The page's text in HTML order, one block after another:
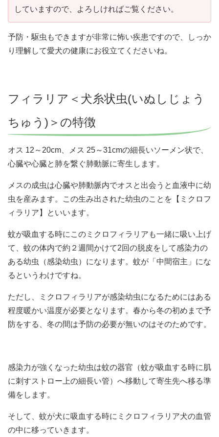
していますので、よろしければご覧ください。
予防・駆虫もできますが非常に怖い疾患ですので、しっか
り理解して愛犬の健康にお役立てくださいね。
フィラリア＜犬糸状虫(いぬしじょう
ちゅう)＞の特徴
オス 12～20cm、メス 25～31cmの細長いソーメン状で、
心臓や心臓と肺を繋ぐ肺動脈に寄生します。
メスの成虫は心臓や肺動脈内でオスと出会うと血液中に幼
虫を産みます。この生み出された幼虫のことを【ミクロフ
ィラリア】といいます。
蚊が吸血する時にこのミクロフィラリアも一緒に吸い上げ
て、蚊の体内で約２週間かけて2回の脱皮をして感染力の
ある幼虫（感染幼虫）になります。蚊が「中間宿主」にな
るというわけですね。
ただし、ミクロフィラリアが感染幼虫になるためにはある
程度暖かい温度が必要となります。春から冬の初めまで予
防をする、冬の間は予防の必要が無いのはそのためです。
感染力が強くなった幼虫は蚊の器官（蚊が吸血する時に肌
に刺すストロー上の細長い管）へ移動して寄生先へ移る準
備をします。
そして、蚊が犬に吸血する時にミクロフィラリア犬の血管
の中に移っていきます。